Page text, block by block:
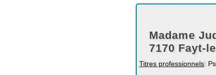
Madame
7170 Fayt-
Titres professionnels: